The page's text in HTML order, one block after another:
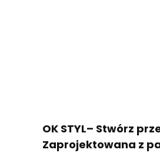
OK STYL– Stwórz
Zaprojektowana z